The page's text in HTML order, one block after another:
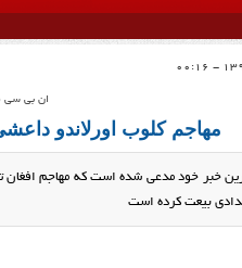
ان بی سی
مهاجم کلوب اورلاندو
خبر خود مدعی شده است که مهاجم افغان
بیعت کرده است